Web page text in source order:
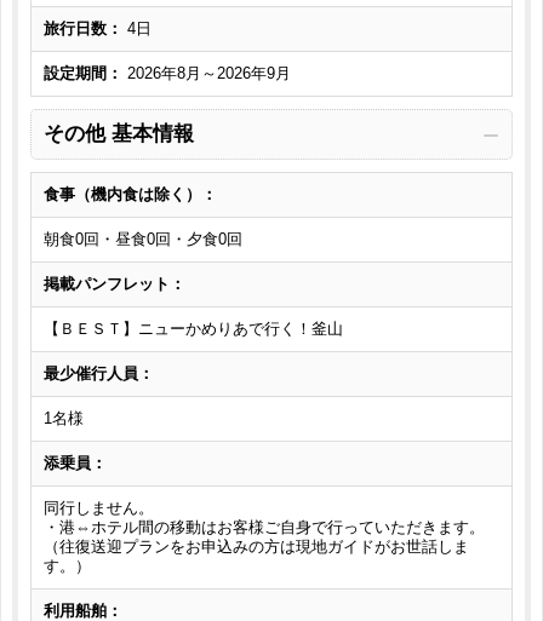
旅行日数： 4日
設定期間： 2026年8月～2026年9月
その他 基本情報
食事（機内食は除く）：
朝食0回・昼食0回・夕食0回
掲載パンフレット：
【ＢＥＳＴ】ニューかめりあで行く！釜山
最少催行人員：
1名様
添乗員：
同行しません。
・港⇔ホテル間の移動はお客様ご自身で行っていただきます。
（往復送迎プランをお申込みの方は現地ガイドがお世話しま
す。）
利用船舶：